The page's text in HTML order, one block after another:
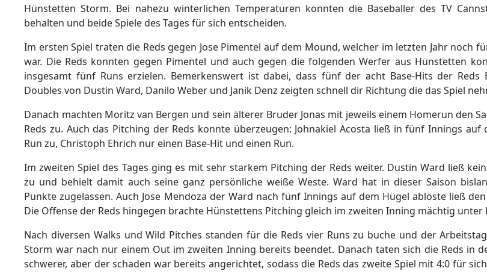
Hünstetten Storm. Bei nahezu winterlichen Temperaturen konnten die Baseballer des TV
behalten und beide Spiele des Tages für sich entscheiden.
Im ersten Spiel traten die Reds gegen Jose Pimentel auf dem Mound, welcher im letzten Jahr noch
war. Die Reds konnten gegen Pimentel und auch gegen die folgenden Werfer aus Hünstetten
insgesamt fünf Runs erzielen. Bemerkenswert ist dabei, dass fünf der acht Base-Hits der Reds
Doubles von Dustin Ward, Danilo Weber und Janik Denz zeigten schnell dir Richtung die das Spiel
Danach machten Moritz van Bergen und sein älterer Bruder Jonas mit jeweils einem Homerun den
Reds zu. Auch das Pitching der Reds konnte überzeugen: Johnakiel Acosta ließ in fünf Innings
Run zu, Christoph Ehrich nur einen Base-Hit und einen Run.
Im zweiten Spiel des Tages ging es mit sehr starkem Pitching der Reds weiter. Dustin Ward ließ
zu und behielt damit auch seine ganz persönliche weiße Weste. Ward hat in dieser Saison
Punkte zugelassen. Auch Jose Mendoza der Ward nach fünf Innings auf dem Hügel ablöste ließ den
Die Offense der Reds hingegen brachte Hünstettens Pitching gleich im zweiten Inning mächtig unter
Nach diversen Walks und Wild Pitches standen für die Reds vier Runs zu buche und der
Storm war nach nur einem Out im zweiten Inning bereits beendet. Danach taten sich die Reds in
schwerer, aber der schaden war bereits angerichtet, sodass die Reds das zweite Spiel mit 4:0 für